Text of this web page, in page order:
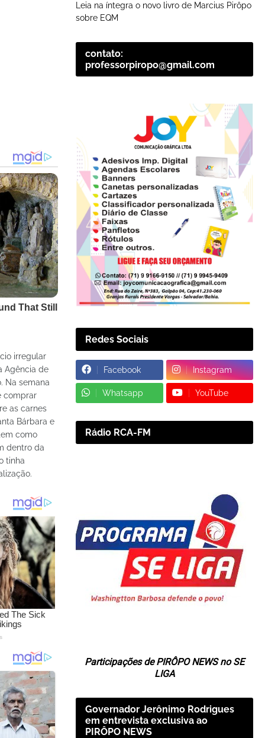
irregular
Agência de
Na semana
comprar
as carnes
Bárbara e
como
dentro da
tinha
Leia na íntegra o novo livro de Marcius Pirôpo
sobre EQM
contato:
professorpiropo@gmail.com
Redes Sociais
Facebook Instagram
Whatsapp YouTube
Rádio RCA-FM
Participações de PIRÔPO NEWS no SE
LIGA
Governador Jerônimo Rodrigues
em entrevista exclusiva ao
PIRÔPO NEWS